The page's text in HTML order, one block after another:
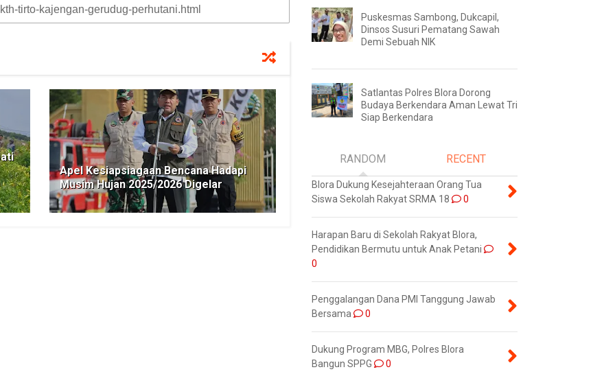
Apel Kesiapsiagaan Bencana Hadapi
Musim Hujan 2025/2026 Digelar
Puskesmas Sambong, Dukcapil,
Dinsos Susuri Pematang Sawah
Demi Sebuah NIK
Satlantas Polres Blora Dorong
Budaya Berkendara Aman Lewat Tri
Siap Berkendara
RANDOM RECENT
Blora Dukung Kesejahteraan Orang Tua
Siswa Sekolah Rakyat SRMA 18
0
Harapan Baru di Sekolah Rakyat Blora,
Pendidikan Bermutu untuk Anak Petani
0
Penggalangan Dana PMI Tanggung Jawab
Bersama
0
Dukung Program MBG, Polres Blora
Bangun SPPG
0